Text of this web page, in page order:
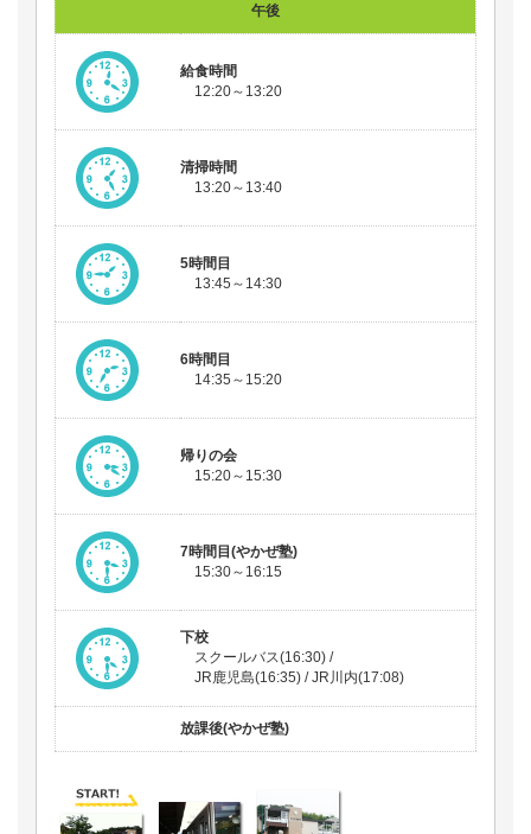
午後
給食時間
12:20～13:20
清掃時間
13:20～13:40
5時間目
13:45～14:30
6時間目
14:35～15:20
帰りの会
15:20～15:30
7時間目(やかぜ塾)
15:30～16:15
下校
スクールバス(16:30) /
JR鹿児島(16:35) / JR川内(17:08)
放課後(やかぜ塾)